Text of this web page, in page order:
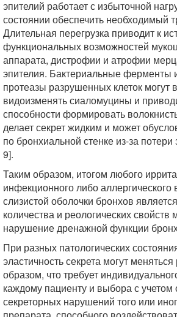
эпителий работает с избыточной
состоянии обеспечить необходимый
Длительная перегрузка приводит к
функциональных возможностей
аппарата, дистрофии и атрофии
эпителия. Бактериальные ферменты
протеазы разрушенных клеток могут
видоизменять сиаломуцины и
способности формировать
делает секрет жидким и может
по бронхиальной стенке из-за потери
9].
Таким образом, итогом любого
инфекционного либо аллергического
слизистой оболочки бронхов
количества и реологических свойств
нарушение дренажной функции
При разных патологических
эластичность секрета могут
образом, что требует
каждому пациенту и выбора с учетом
секреторных нарушений того или